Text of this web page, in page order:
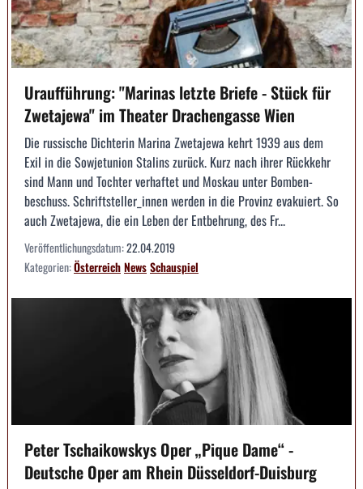
Uraufführung: "Marinas letzte Briefe - Stück für
Zwetajewa" im Theater Drachengasse Wien
Die russische Dichterin Marina Zwetajewa kehrt 1939 aus dem
Exil in die Sowjetunion Stalins zurück. Kurz nach ihrer Rückkehr
sind Mann und Tochter verhaftet und Moskau unter Bomben­
beschuss. Schriftsteller_innen werden in die Provinz evakuiert. So
auch Zwetajewa, die ein Leben der Entbehrung, des Fr...
Veröffentlichungsdatum:22.04.2019
Kategorien:ÖsterreichNewsSchauspiel
Peter Tschaikowskys Oper „Pique Dame“ -
Deutsche Oper am Rhein Düsseldorf-Duisburg